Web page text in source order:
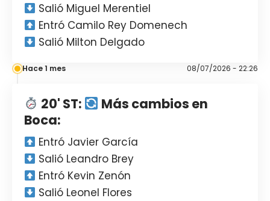
Salió Miguel Merentiel
Entró Camilo Rey Domenech
Salió Milton Delgado
Hace 1 mes 08/07/2026 - 22:26
20' ST:
Más cambios en
Boca:
Entró Javier García
Salió Leandro Brey
Entró Kevin Zenón
Salió Leonel Flores